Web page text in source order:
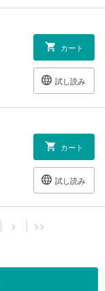
カート
試し読み
カート
試し読み
> >>